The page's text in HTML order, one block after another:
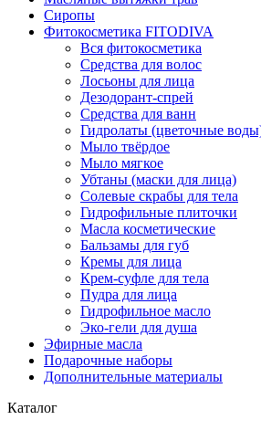
Сиропы
Фитокосметика FITODIVA
Вся фитокосметика
Средства для волос
Лосьоны для лица
Дезодорант-спрей
Средства для ванн
Гидролаты (цветочные
Мыло твёрдое
Мыло мягкое
Убтаны (маски для лица)
Солевые скрабы для тела
Гидрофильные плиточки
Масла косметические
Бальзамы для губ
Кремы для лица
Крем-суфле для тела
Пудра для лица
Гидрофильное масло
Эко-гели для душа
Эфирные масла
Подарочные наборы
Дополнительные материалы
Каталог